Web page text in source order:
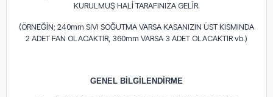
KURULMUŞ HALİ TARAFINIZA GELİR.
(ÖRNEĞİN; 240mm SIVI SOĞUTMA VARSA KASANIZIN ÜST KISMINDA
2 ADET FAN OLACAKTIR, 360mm VARSA 3 ADET OLACAKTIR vb.)
GENEL BİLGİLENDİRME